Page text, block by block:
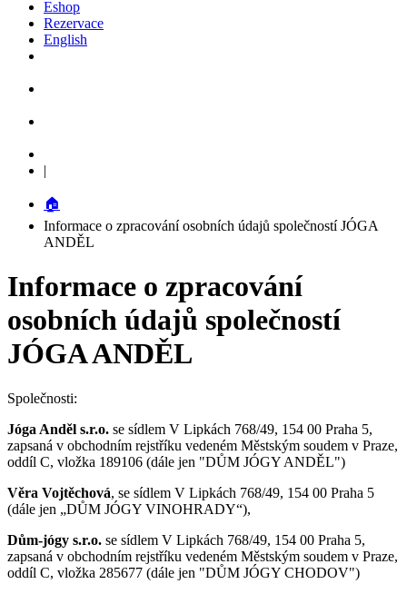
Eshop
Rezervace
English
|
🏠
Informace o zpracování osobních údajů společností JÓGA
ANDĚL
Informace o zpracování
osobních údajů společností
JÓGA ANDĚL
Společnosti:
Jóga Anděl s.r.o. se sídlem V Lipkách 768/49, 154 00 Praha 5,
zapsaná v obchodním rejstříku vedeném Městským soudem v Praze,
oddíl C, vložka 189106 (dále jen "DŮM JÓGY ANDĚL")
Věra Vojtěchová, se sídlem V Lipkách 768/49, 154 00 Praha 5
(dále jen „DŮM JÓGY VINOHRADY“),
Dům-jógy s.r.o. se sídlem V Lipkách 768/49, 154 00 Praha 5,
zapsaná v obchodním rejstříku vedeném Městským soudem v Praze,
oddíl C, vložka 285677 (dále jen "DŮM JÓGY CHODOV")